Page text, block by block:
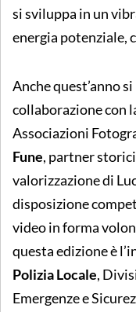
si sviluppa in un
energia potenziale,
Anche quest’anno
collaborazione con
Associazioni
Fune, partner
valorizzazione di
disposizione
video in forma
questa edizione è
Polizia Locale,
Emergenze e